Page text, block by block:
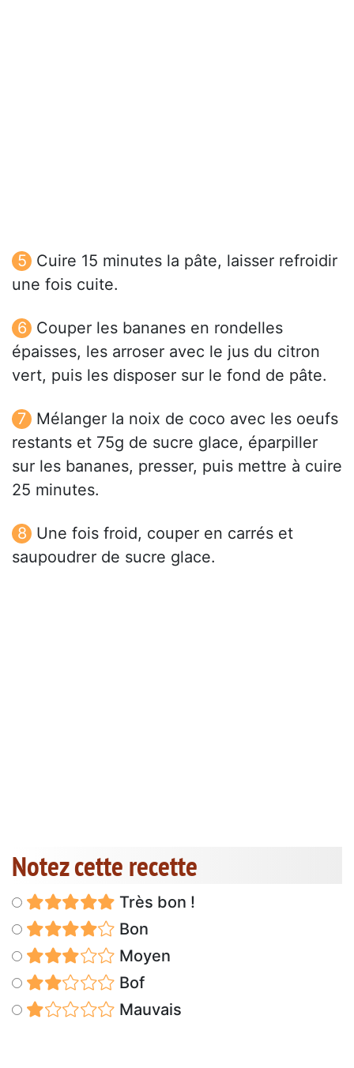
Cuire 15 minutes la pâte, laisser refroidir
une fois cuite.
Couper les bananes en rondelles
épaisses, les arroser avec le jus du citron
vert, puis les disposer sur le fond de pâte.
Mélanger la noix de coco avec les oeufs
restants et 75g de sucre glace, éparpiller
sur les bananes, presser, puis mettre à cuire
25 minutes.
Une fois froid, couper en carrés et
saupoudrer de sucre glace.
Notez cette recette
Très bon !
Bon
Moyen
Bof
Mauvais